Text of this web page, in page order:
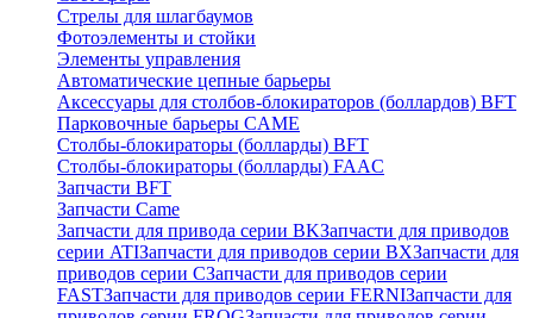
Стрелы для шлагбаумов
Фотоэлементы и стойки
Элементы управления
Автоматические цепные барьеры
Аксессуары для столбов-блокираторов (боллардов) BFT
Парковочные барьеры CAME
Столбы-блокираторы (болларды) BFT
Столбы-блокираторы (болларды) FAAC
Запчасти BFT
Запчасти Came
Запчасти для привода серии BKЗапчасти для приводов
серии ATIЗапчасти для приводов серии BXЗапчасти для
приводов серии CЗапчасти для приводов серии
FASTЗапчасти для приводов серии FERNIЗапчасти для